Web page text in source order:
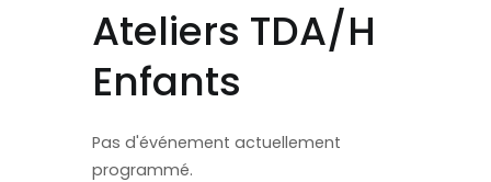
Ateliers TDA/H
Enfants
Pas d'événement actuellement
programmé.